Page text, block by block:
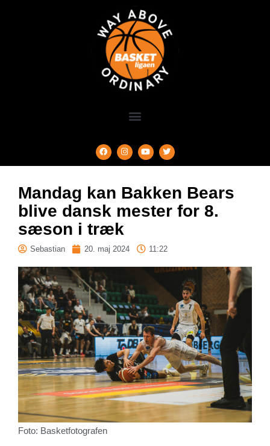
Mandag kan Bakken Bears
blive dansk mester for 8.
sæson i træk
Sebastian 20. maj 2024 11:22
Foto: Basketfotografen